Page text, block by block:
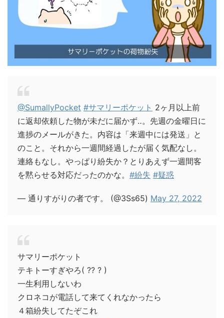
@SumallyPocket #サマリーポケット 2ヶ月以上前
に返却依頼した物が未だに届かず‥。先週の金曜日に
進捗のメールがきた。内容は「来週中には発送」と
のこと。それから一週間経過したが届く気配なし。
連絡もなし。やっぱり紛失か？とりあえず一週間客
を黙らせる対応だったのかな。 #紛失 #疑惑
— 通りすがりの者です。 (@3Ss65) May 27, 2022
サマリーポケット
テキトーすぎやろ( ?? ? )
一生利用しないわ
クロネコが電話して来てくれなかったら
４箱紛失してたぞこれ